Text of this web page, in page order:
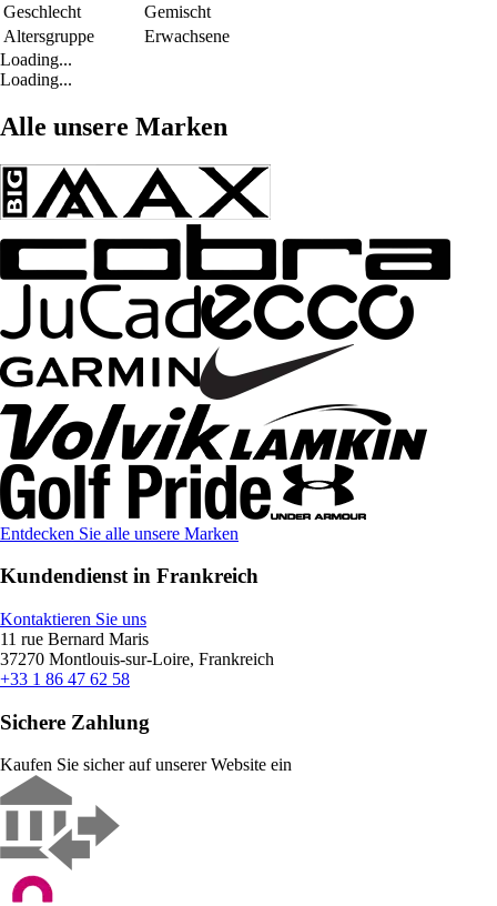
Geschlecht
Gemischt
Altersgruppe
Erwachsene
Loading...
Loading...
Alle unsere Marken
Entdecken Sie alle unsere Marken
Kundendienst in Frankreich
Kontaktieren Sie uns
11 rue Bernard Maris
37270 Montlouis-sur-Loire, Frankreich
+33 1 86 47 62 58
Sichere Zahlung
Kaufen Sie sicher auf unserer Website ein